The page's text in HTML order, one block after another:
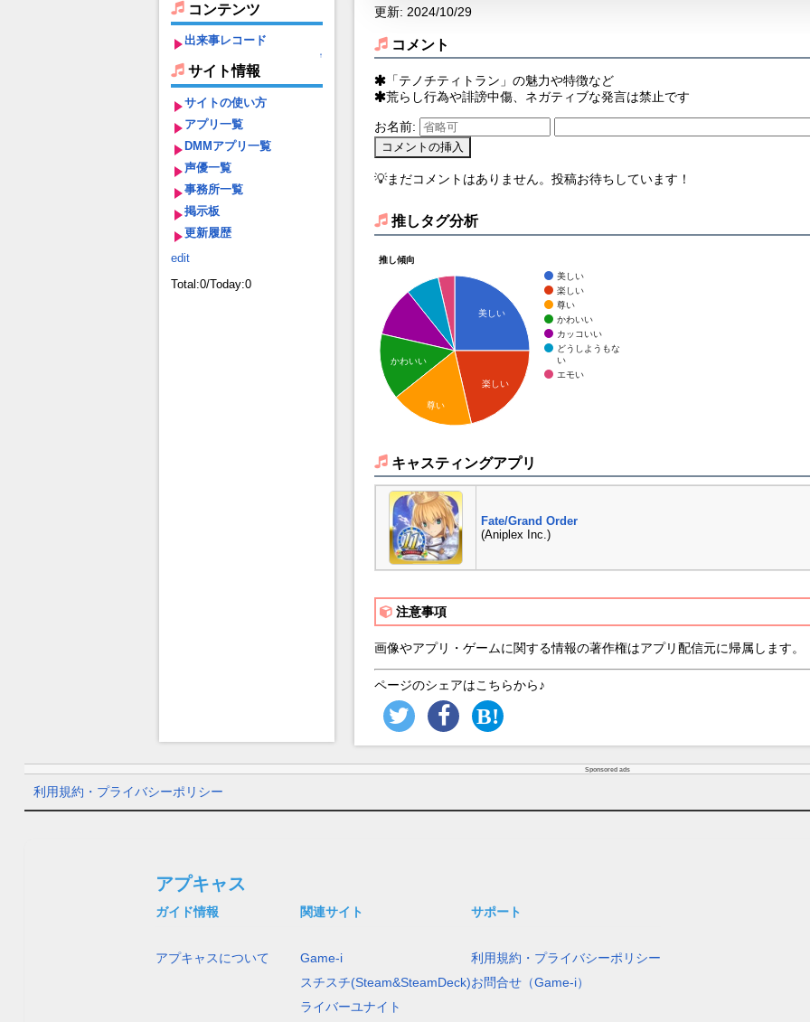
コンテンツ
出来事レコード
↑
サイト情報
サイトの使い方
アプリ一覧
DMMアプリ一覧
声優一覧
事務所一覧
掲示板
更新履歴
edit
Total:0/Today:0
更新: 2024/10/29
コメント
「テノチティトラン」の魅力や特徴など
荒らし行為や誹謗中傷、ネガティブな発言は禁止です
お名前:
💡まだコメントはありません。投稿お待ちしています！
推しタグ分析
推し傾向
美しい
楽しい
尊い
かわいい
カッコいい
どうしようもな
い
エモい
美しい
楽しい
かわいい
尊い
キャスティングアプリ
Fate/Grand Order
(Aniplex Inc.)
注意事項
画像やアプリ・ゲームに関する情報の著作権はアプリ配信元に帰属します。
ページのシェアはこちらから♪
Sponsored ads
利用規約・プライバシーポリシー
アプキャス
ガイド情報
アプキャスについて
関連サイト
Game-i
スチスチ(Steam&SteamDeck)
ライバーユナイト
サポート
利用規約・プライバシーポリシー
お問合せ（Game-i）